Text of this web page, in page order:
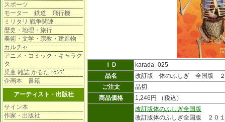
スポーツ
モーター 鉄道 飛行機
ミリタリ 戦争関連
歴史・地理・旅行
美術・文学・宗教・建造物
カルチャ
アニメ・コミック・キャラク
タ
児童 雑誌 かるた ﾄﾗﾝﾌﾟ
企画本 書籍
アーティスト・出版社
サイン本
作家・出版社
ＩＤ
karada_025
品名
改訂版 体のふしぎ 全国版 ２
ご注文
品切
商品価格
1,246円 （税込）
改訂版体のふしぎ全国版
改訂版体のふしぎ全国版 ２０